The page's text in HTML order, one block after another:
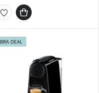
BRA DEAL